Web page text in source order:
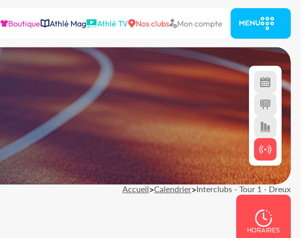
Boutique Athlé Mag Athlé TV Nos clubs Mon compte MENU
Accueil>Calendrier>Interclubs - Tour 1 - Dreux
HORAIRES